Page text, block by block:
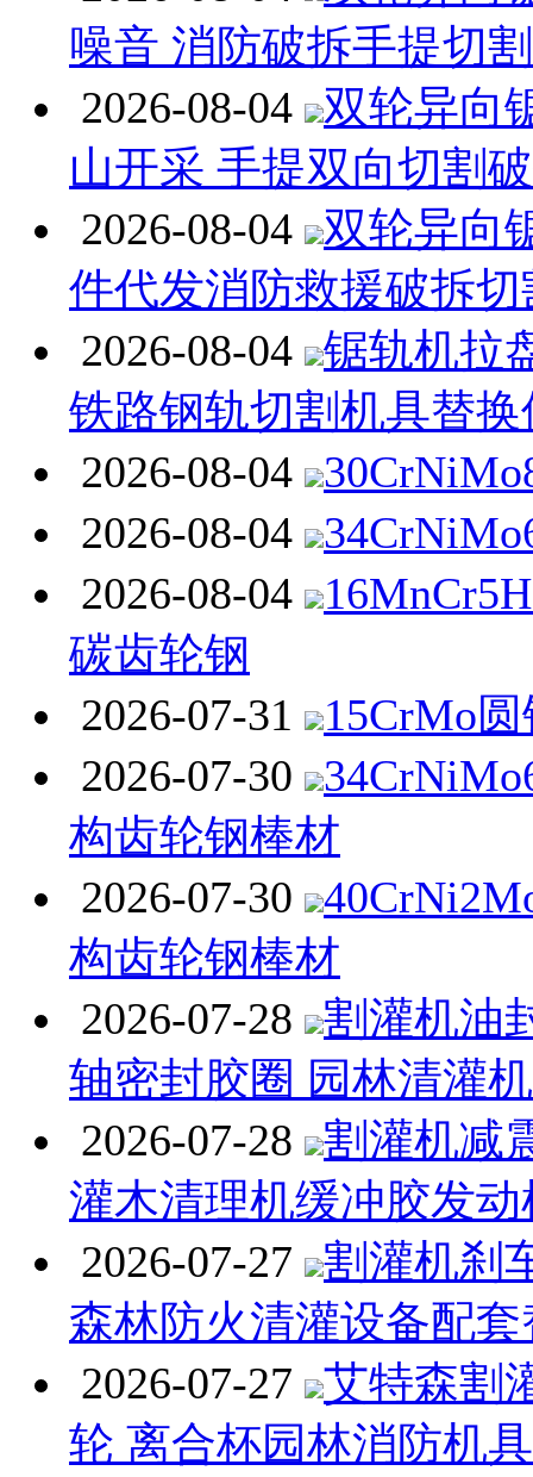
噪音 消防破拆手提切
2026-08-04
双轮异向
山开采 手提双向切割
2026-08-04
双轮异向
件代发消防救援破拆
2026-08-04
锯轨机拉
铁路钢轨切割机具替换
2026-08-04
2026-08-04
2026-08-04
碳齿轮钢
2026-07-31
15CrMo
2026-07-30
构齿轮钢棒材
2026-07-30
构齿轮钢棒材
2026-07-28
割灌机油
轴密封胶圈 园林清灌
2026-07-28
割灌机减
灌木清理机缓冲胶发
2026-07-27
割灌机刹
森林防火清灌设备配
2026-07-27
艾特森割
轮 离合杯园林消防机